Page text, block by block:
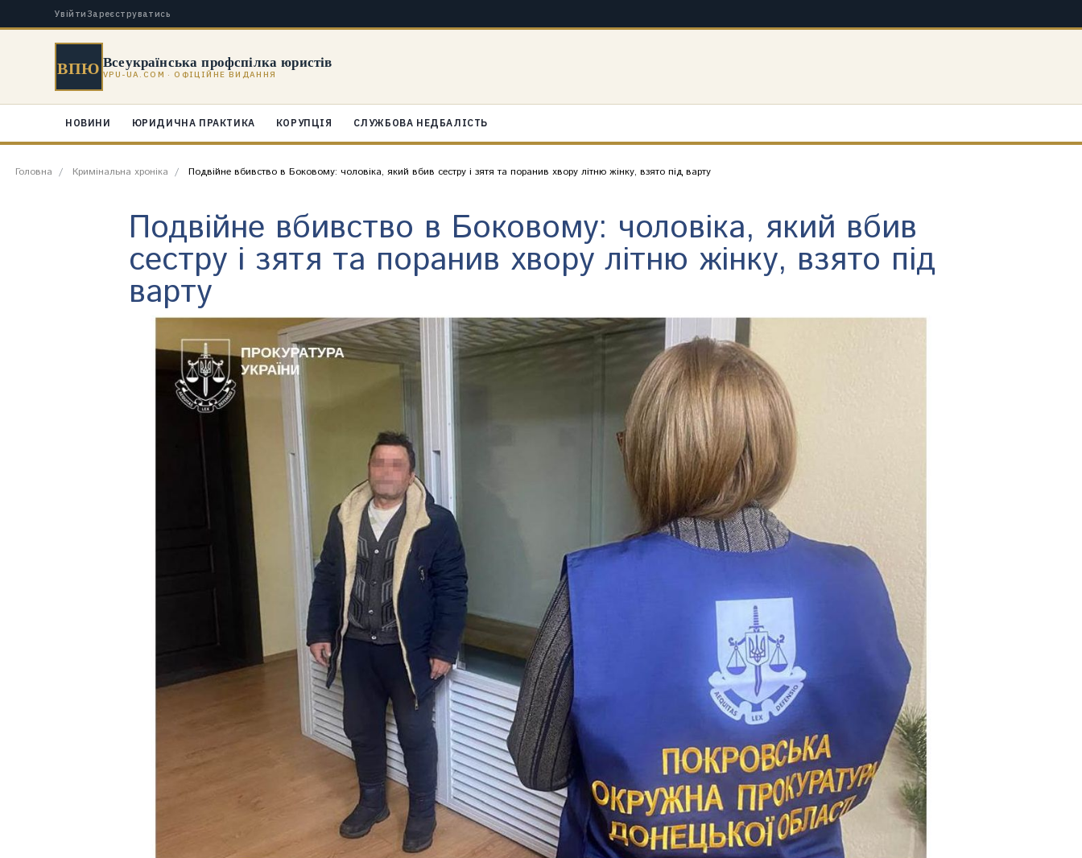
Увійти Зареєструватись
ВПЮ Всеукраїнська профспілка юристів
VPU-UA.COM · ОФІЦІЙНЕ ВИДАННЯ
НОВИНИ ЮРИДИЧНА ПРАКТИКА КОРУПЦІЯ СЛУЖБОВА НЕДБАЛІСТЬ
Головна Кримінальна хроніка Подвійне вбивство в Боковому: чоловіка, який вбив сестру і зятя та поранив хвору літню жінку, взято під варту
Подвійне вбивство в Боковому: чоловіка, який вбив
сестру і зятя та поранив хвору літню жінку, взято під
варту